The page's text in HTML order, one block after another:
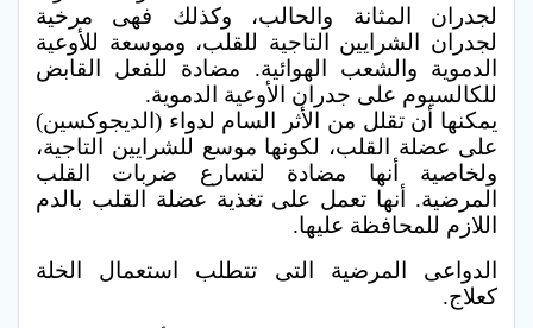
لجدران المثانة والحالب، وكذلك فهى مرخية
لجدران الشرايين التاجية للقلب، وموسعة للأوعية
الدموية والشعب الهوائية. مضادة للفعل القابض
للكالسيوم على جدران الأوعية الدموية.
يمكنها أن تقلل من الأثر السام لدواء (الديجوكسين)
على عضلة القلب، لكونها موسع للشرايين التاجية،
ولخاصية أنها مضادة لتسارع ضربات القلب
المرضية. أنها تعمل على تغذية عضلة القلب بالدم
اللازم للمحافظة عليها.
الدواعى المرضية التى تتطلب استعمال الخلة
كعلاج.